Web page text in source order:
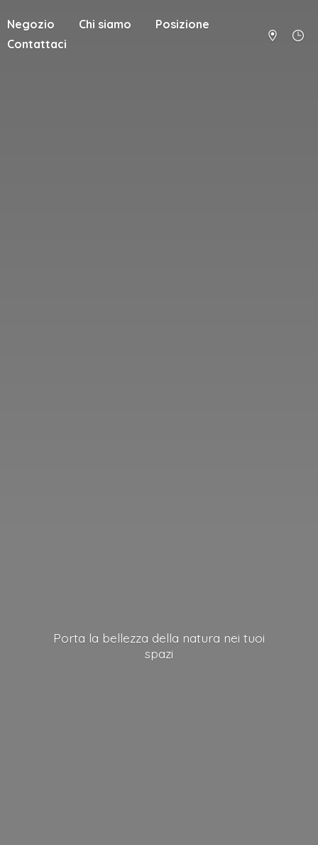
Negozio Chi siamo
Posizione
Contattaci
Porta la bellezza della natura nei tuoi
spazi